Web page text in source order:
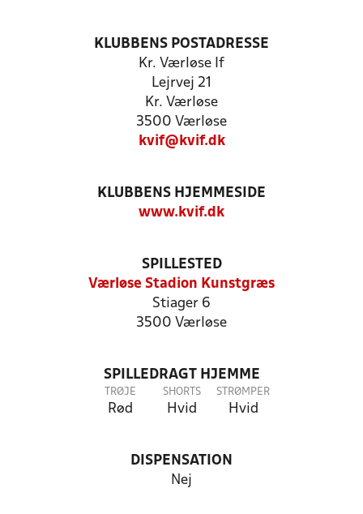
KLUBBENS POSTADRESSE
Kr. Værløse If
Lejrvej 21
Kr. Værløse
3500 Værløse
kvif@kvif.dk
KLUBBENS HJEMMESIDE
www.kvif.dk
SPILLESTED
Værløse Stadion Kunstgræs
Stiager 6
3500 Værløse
SPILLEDRAGT HJEMME
TRØJE
Rød
SHORTS
Hvid
STRØMPER
Hvid
DISPENSATION
Nej